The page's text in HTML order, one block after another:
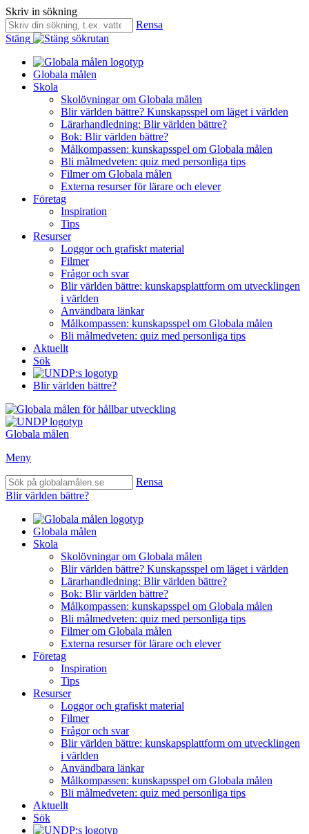
Skriv in sökning
Rensa
Stäng
Globala målen
Skola
Skolövningar om Globala målen
Blir världen bättre? Kunskapsspel om läget i världen
Lärarhandledning: Blir världen bättre?
Bok: Blir världen bättre?
Målkompassen: kunskapsspel om Globala målen
Bli målmedveten: quiz med personliga tips
Filmer om Globala målen
Externa resurser för lärare och elever
Företag
Inspiration
Tips
Resurser
Loggor och grafiskt material
Filmer
Frågor och svar
Blir världen bättre: kunskapsplattform om utvecklingen
i världen
Användbara länkar
Målkompassen: kunskapsspel om Globala målen
Bli målmedveten: quiz med personliga tips
Aktuellt
Sök
Blir världen bättre?
Globala målen
Meny
Rensa
Blir världen bättre?
Globala målen
Skola
Skolövningar om Globala målen
Blir världen bättre? Kunskapsspel om läget i världen
Lärarhandledning: Blir världen bättre?
Bok: Blir världen bättre?
Målkompassen: kunskapsspel om Globala målen
Bli målmedveten: quiz med personliga tips
Filmer om Globala målen
Externa resurser för lärare och elever
Företag
Inspiration
Tips
Resurser
Loggor och grafiskt material
Filmer
Frågor och svar
Blir världen bättre: kunskapsplattform om utvecklingen
i världen
Användbara länkar
Målkompassen: kunskapsspel om Globala målen
Bli målmedveten: quiz med personliga tips
Aktuellt
Sök